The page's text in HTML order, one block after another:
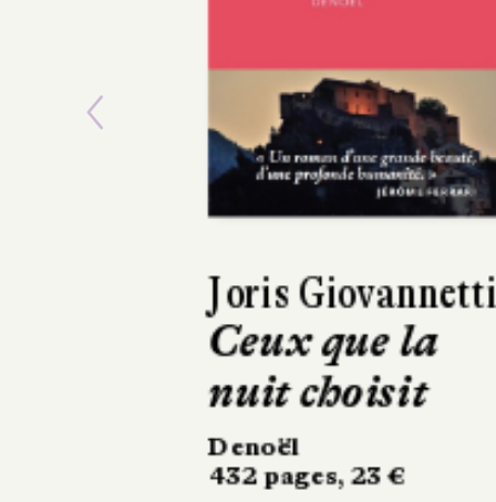
Amandine
Daniel Le
Roland
Schweitzer
Éditions du
Previous